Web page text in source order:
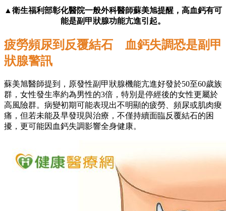
▲衛生福利部彰化醫院一般外科醫師蘇美旭提醒，高血鈣有可
能是副甲狀腺功能亢進引起。
疲勞頻尿到反覆結石 血鈣失調恐是副甲
狀腺警訊
蘇美旭醫師提到，原發性副甲狀腺機能亢進好發於50至60歲族
群，女性發生率約為男性的3倍，特別是停經後的女性更屬於
高風險群。病變初期可能表現出不明顯的疲勞、頻尿或肌肉痠
痛，但若未能及早發現與治療，不僅持續面臨反覆結石的困
擾，更可能因血鈣失調影響全身健康。